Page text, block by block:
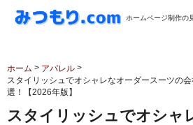
ホームページ制作の
ホーム > アパレル >
スタイリッシュでオシャレなオーダースーツの
選！【2026年版】
スタイリッシュでオシャ